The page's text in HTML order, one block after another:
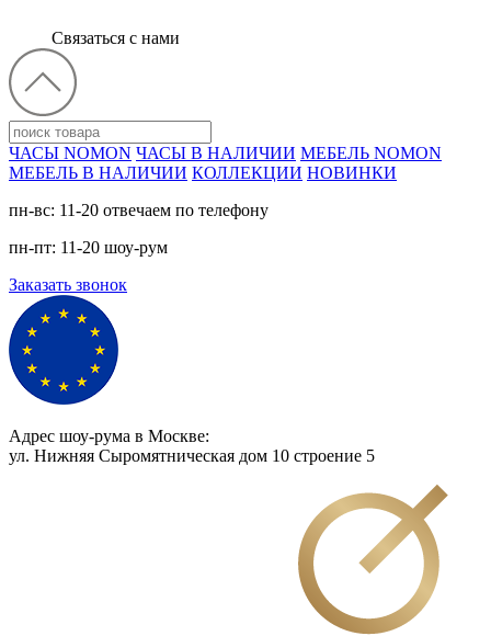
Связаться с нами
ЧАСЫ NOMON ЧАСЫ В НАЛИЧИИ МЕБЕЛЬ NOMON
МЕБЕЛЬ В НАЛИЧИИ КОЛЛЕКЦИИ НОВИНКИ
пн-вс: 11-20 отвечаем по телефону
пн-пт: 11-20 шоу-рум
Заказать звонок
Адрес шоу-рума в Москве:
ул. Нижняя Сыромятническая дом 10 cтроение 5